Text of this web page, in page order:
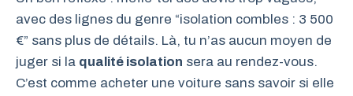
avec des lignes du genre “isolation combles : 3 500
€” sans plus de détails. Là, tu n’as aucun moyen de
juger si la qualité isolation sera au rendez-vous.
C’est comme acheter une voiture sans savoir si elle